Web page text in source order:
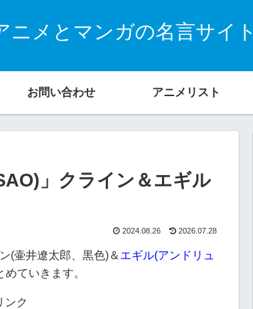
ニメとマンガの名言サイト
お問い合わせ アニメリスト
」クライン＆エギル
2024.08.26 2026.07.28
(壷井遼太郎、黒色)＆ エギル(アンドリュ
ていきます。
ンク